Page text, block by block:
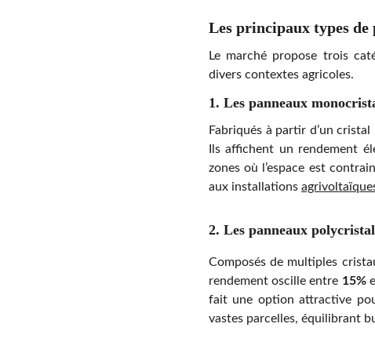
Les principaux types de
Le marché propose trois
divers contextes agricoles.
1. Les panneaux
Fabriqués à partir d’un
Ils affichent un rendement
zones où l’espace est
aux installations
2. Les panneaux
Composés de multiples
rendement oscille entre 15%
fait une option attractive
vastes parcelles, équilibrant